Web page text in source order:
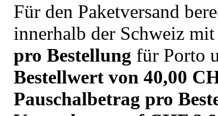
Für den Paketversand
innerhalb der Schweiz
pro Bestellung für Porto
Bestellwert von 40,00
Pauschalbetrag pro